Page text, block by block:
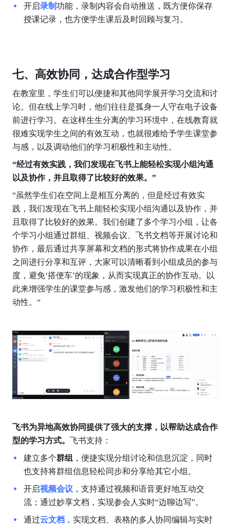
开启录制功能，录制内容会自动推送，既方便你保存
授课记录，也方便学生课后及时回顾与复习。
七、高效协同，达成合作型学习
在教室里，学生们可以便捷和其他同学展开学习交流和讨
论。但在线上学习时，他们往往是孤身一人守在电子设备
前进行学习。在这样生生分离的学习环境中，在线教育就
很难实现学生之间的有效互动，也就很难给予学生课堂参
与感，以及调动他们的学习积极性和主动性。
“经过有效实践，我们发现在飞书上能轻松实现小组沟通
以及协作，并且取得了比较好的效果。”
“虽然学生们在空间上是相互分离的，但是经过有效实
践，我们发现在飞书上能轻松实现小组沟通以及协作，并
且取得了比较好的效果。我们创建了多个学习小组，让各
个学习小组通过群组、视频会议、飞书文档等开展讨论和
协作，最后通过共享屏幕和文档的形式将协作成果在小组
之间进行分享和互评，大家可以清晰看到小组成员的参与
度，避免‘搭便车’的现象，从而实现真正的协作互动。以
此来增强学生的课堂参与感，激发他们的学习积极性和主
动性。“
飞书为异地高效协同提供了强大的支撑，以帮助达成合作
型的学习方式。 飞书支持：
建立多个群组 ，便捷实现分组讨论和信息沉淀，同时
也支持将群组信息轻松同步和分享给其它小组。
开启视频会议 ，支持通过视频和语音更好地互动交
流；通过妙享文档，实现参会人实时“边聊边写”。
通过云文档，实现文档、表格的多人协同编辑与实时